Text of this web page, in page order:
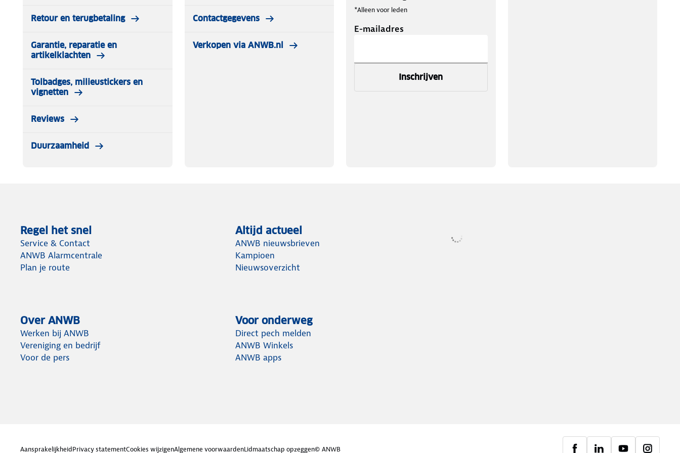
Maximale belasting: 22 kg
Retour en terugbetaling
Garantie, reparatie en
artikelklachten
Tolbadges, milieustickers en
vignetten
Reviews
Duurzaamheid
Contactgegevens
Verkopen via ANWB.nl
*Alleen voor leden
E-mailadres
Inschrijven
Regel het snel
Service & Contact
ANWB Alarmcentrale
Plan je route
Altijd actueel
ANWB nieuwsbrieven
Kampioen
Nieuwsoverzicht
Over ANWB
Werken bij ANWB
Vereniging en bedrijf
Voor de pers
Voor onderweg
Direct pech melden
ANWB Winkels
ANWB apps
AansprakelijkheidPrivacy statementCookies wijzigenAlgemene voorwaardenLidmaatschap opzeggen© ANWB